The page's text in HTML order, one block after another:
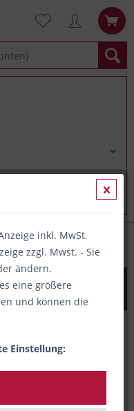
ca. 5.000 S.,
inkl. MwSt.
zzgl. Mwst. - Sie
ändern.
eine größere
und können die
Einstellung: